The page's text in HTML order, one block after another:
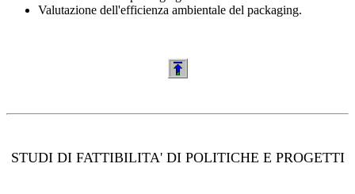
Valutazione dell'efficienza ambientale del packaging.
STUDI DI FATTIBILITA' DI POLITICHE E PROGETTI